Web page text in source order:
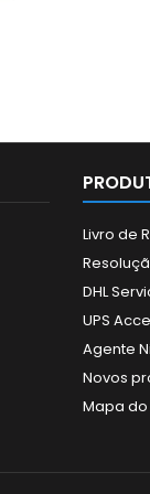
Livro de
DHL
UPS
Agente
Novos
Mapa do